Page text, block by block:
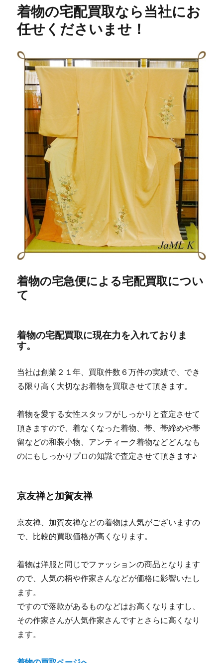
ー
着物の宅配買取なら当社にお
任せくださいませ！
着物の宅急便による宅配買取につい
て
着物の宅配買取に現在力を入れておりま
す。
当社は創業２１年、買取件数６万件の実績で、でき
る限り高く大切なお着物を買取させて頂きます。
着物を愛する女性スタッフがしっかりと査定させて
頂きますので、着なくなった着物、帯、帯締めや帯
留などの和装小物、アンティーク着物などどんなも
のにもしっかりプロの知識で査定させて頂きます♪
京友禅と加賀友禅
京友禅、加賀友禅などの着物は人気がございますの
で、比較的買取価格が高くなります。
着物は洋服と同じでファッションの商品となります
ので、人気の柄や作家さんなどが価格に影響いたし
ます。
ですので落款があるものなどはお高くなりますし、
その作家さんが人気作家さんですとさらに高くなり
ます。